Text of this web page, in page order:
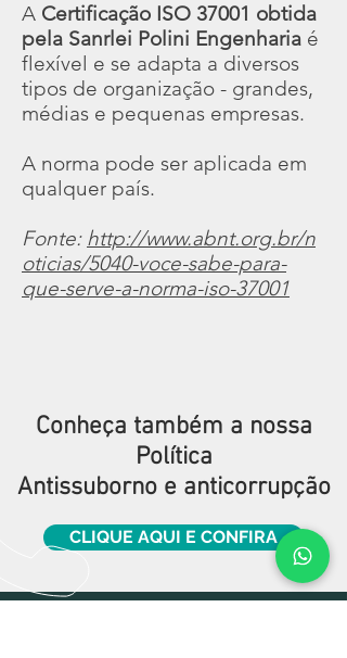
A Certificação ISO 37001 obtida
pela Sanrlei Polini Engenharia é
flexível e se adapta a diversos
tipos de organização - grandes,
médias e pequenas empresas.
A norma pode ser aplicada em
qualquer país.
Fonte: http://www.abnt.org.br/n
oticias/5040-voce-sabe-para-
que-serve-a-norma-iso-37001
Conheça também a nossa
Política
Antissuborno e anticorrupção
CLIQUE AQUI E CONFIRA